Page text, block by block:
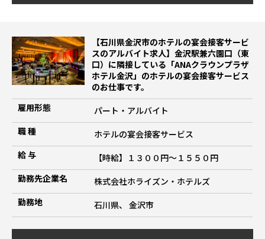
【石川県金沢市のホテルの宴会接客サービ
スのアルバイト求人】金沢駅兼六園口（東
口）に隣接している「ANAクラウンプラザ
ホテル金沢」のホテルの宴会接客サービス
のお仕事です。
雇用形態
パート・アルバイト
職 種
ホテルの宴会接客サービス
給 与
【時給】１３００円～１５５０円
勤務先企業名
株式会社ホライズン・ホテルズ
勤務地
石川県、 金沢市